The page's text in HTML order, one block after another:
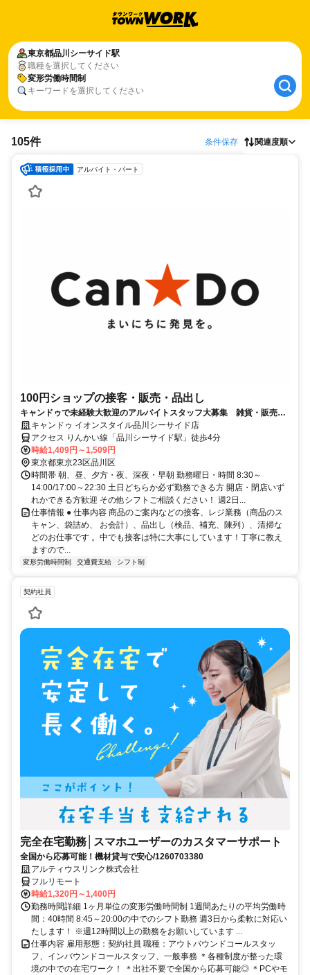
東京都品川シーサイド駅
職種を選択してください
変形労働時間制
キーワードを選択してください
105件 条件保存 関連度順
アルバイト・パート
100円ショップの接客・販売・品出し
キャンドゥで未経験大歓迎のアルバイトスタッフ大募集 雑貨・販売・
接客好きの方にオススメ！
キャンドゥ イオンスタイル品川シーサイド店
アクセス りんかい線「品川シーサイド駅」徒歩4分
時給1,409円～1,509円
東京都東京23区品川区
時間帯 朝、昼、夕方・夜、深夜・早朝 勤務曜日・時間 8:30～
14:00/17:00～22:30 土日どちらか必ず勤務できる方 開店・閉店いず
れかできる方歓迎 その他シフトご相談ください！ 週2日...
仕事情報 ● 仕事内容 商品のご案内などの接客、レジ業務（商品のス
キャン、袋詰め、 お会計）、品出し（検品、補充、陳列）、清掃な
どのお仕事です 。中でも接客は特に大事にしています！丁寧に教え
ますので...
変形労働時間制 交通費支給 シフト制
契約社員
完全在宅勤務│スマホユーザーのカスタマーサポート
全国から応募可能！機材貸与で安心/1260703380
アルティウスリンク株式会社
フルリモート
時給1,320円～1,400円
勤務時間詳細 1ヶ月単位の変形労働時間制 1週間あたりの平均労働時
間：40時間 8:45～20:00の中でのシフト勤務 週3日から柔軟に対応い
たします！ ※週12時間以上の勤務をお願いしています ...
仕事内容 雇用形態：契約社員 職種：アウトバウンドコールスタッ
フ、インバウンドコールスタッフ、一般事務 ＊各種制度が整った環
境の中での在宅ワーク！ ＊出社不要で全国から応募可能◎ ＊PCやモ